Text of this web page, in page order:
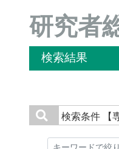
研究者
検索結果
検索条件 【